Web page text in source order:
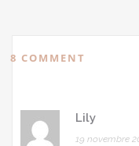
8 COMMENT
Lily
19 novembre